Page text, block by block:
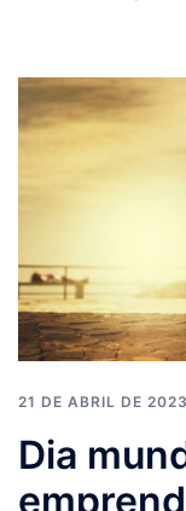
21 DE ABRIL DE 2023
Dia